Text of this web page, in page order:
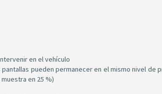
en el vehículo
pueden permanecer en el mismo nivel de
en 25 %)